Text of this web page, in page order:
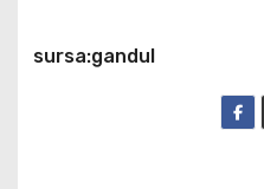
sursa:gandul